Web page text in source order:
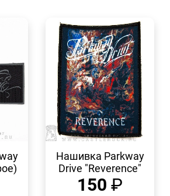
ПРОСМОТР
Нашивка Parkway
Drive "Reverence"
150 ₽